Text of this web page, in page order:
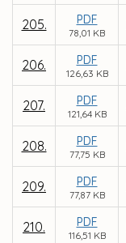
205. PDF
78,01 KB
206. PDF
126,63 KB
207. PDF
121,64 KB
208. PDF
77,75 KB
209. PDF
77,87 KB
210. PDF
116,51 KB